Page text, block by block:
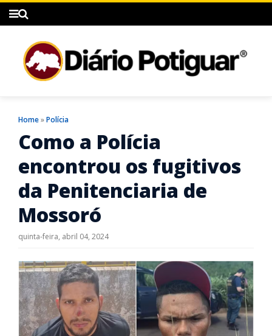
Home»Polícia
Como a Polícia
encontrou os fugitivos
da Penitenciaria de
Mossoró
quinta-feira, abril 04, 2024